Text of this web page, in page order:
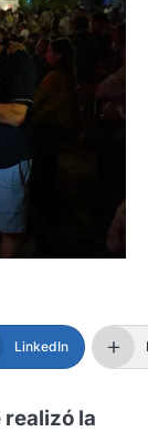
LinkedIn
realizó la